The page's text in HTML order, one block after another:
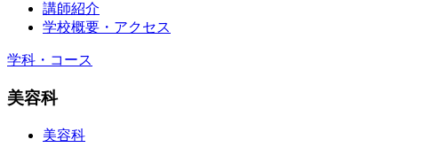
講師紹介
学校概要・アクセス
学科・コース
美容科
美容科